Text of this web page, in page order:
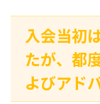
入会当初
たが、都
よびアド